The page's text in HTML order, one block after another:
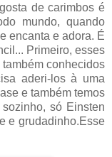
de carimbos é
mundo, quando
encanta e adora. É
Primeiro, esses
conhecidos
aderi-los à uma
e também temos
só Einsten
e grudadinho.Esse